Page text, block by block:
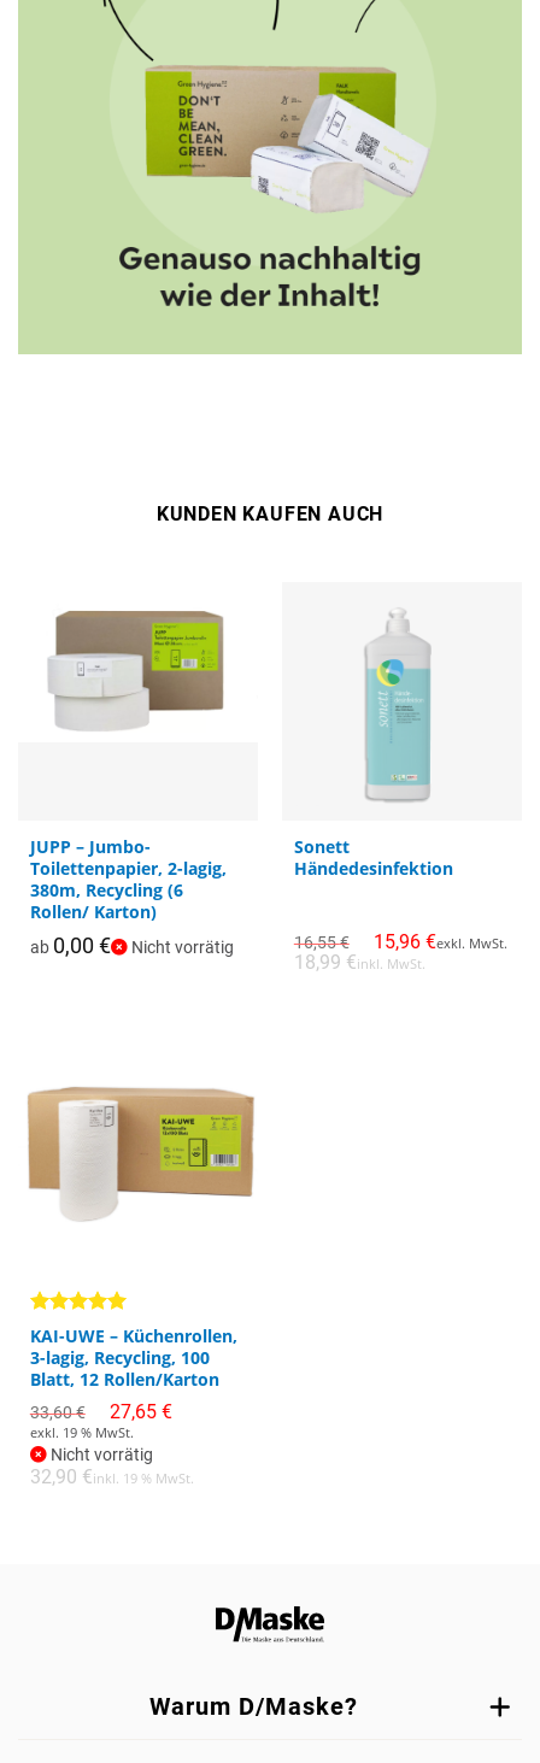
KUNDEN KAUFEN AUCH
JUPP – Jumbo-
Toilettenpapier, 2-lagig,
380m, Recycling (6
Rollen/ Karton)
ab 0,00 € Nicht vorrätig
Sonett
Händedesinfektion
16,55€
Ursprünglicher
Preis
war:
15,96 €
Aktueller
Preis
ist:
exkl. MwSt.
18,99 €inkl. MwSt.
Dieses
Produkt
Varianten
auf.
Bewertet
mit 5.00
von 5
KAI-UWE – Küchenrollen,
3-lagig, Recycling, 100
Blatt, 12 Rollen/Karton
33,60€
Ursprünglicher
Preis
war:
33,60 €
27,65 €
Aktueller
Preis
ist:
27,65 €.
exkl. 19 % MwSt.
Nicht vorrätig
32,90 €inkl. 19 % MwSt.
Warum D/Maske?